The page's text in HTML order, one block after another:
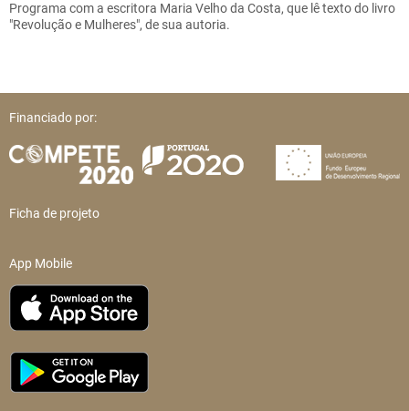
Programa com a escritora Maria Velho da Costa, que lê texto do livro
"Revolução e Mulheres", de sua autoria.
Financiado por:
Ficha de projeto
App Mobile